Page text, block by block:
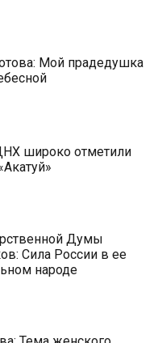
Мой прадедушка
широко отметили
Думы
Сила России в ее
народе